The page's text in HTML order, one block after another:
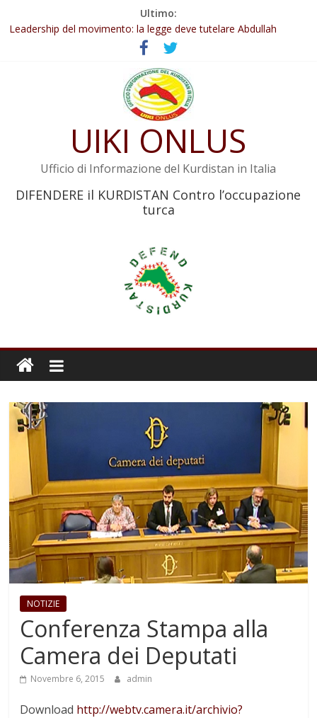
Ultimo:
Abdullah Öcalan: Le legge negativa deve essere trasformata in
legge positiva
Leadership del movimento: la legge deve tutelare Abdullah
Commissione donne del KNK: Şengal è di nuovo sotto minaccia
Non tenere conto della situazione di Rêber Apo ostacolerebbe
Il KNK chiede un’azione internazionale contro i crimini di guerra
UIKI ONLUS
Ufficio di Informazione del Kurdistan in Italia
DIFENDERE il KURDISTAN Contro l’occupazione
turca
NOTIZIE
Conferenza Stampa alla
Camera dei Deputati
Novembre 6, 2015 admin
Download http://webtv.camera.it/archivio?